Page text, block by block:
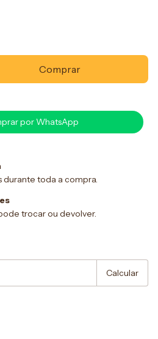
por WhatsApp
durante toda a compra.
trocar ou devolver.
Calcular